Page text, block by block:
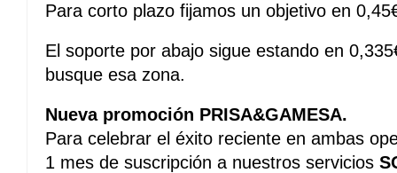
Para corto plazo fijamos un objetivo en
El soporte por abajo sigue estando en
busque esa zona.
Nueva promoción PRISA&GAMESA.
Para celebrar el éxito reciente en ambas
1 mes de suscripción a nuestros servicios